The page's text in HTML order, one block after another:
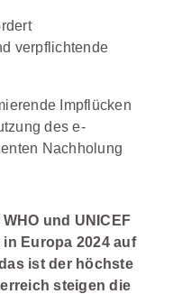
verpflichtende
Impflücken
des e-
Nachholung
WHO und UNICEF
Europa 2024 auf
ist der höchste
steigen die